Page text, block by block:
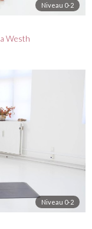
Niveau 0-2
Westh
Niveau 0-2